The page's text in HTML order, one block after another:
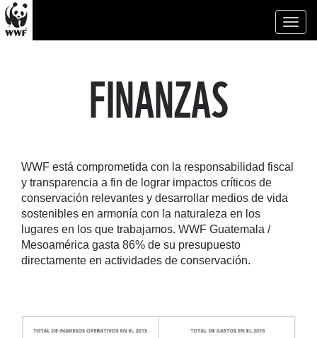
FINANZAS
WWF está comprometida con la responsabilidad fiscal
y transparencia a fin de lograr impactos críticos de
conservación relevantes y desarrollar medios de vida
sostenibles en armonía con la naturaleza en los
lugares en los que trabajamos. WWF Guatemala /
Mesoamérica gasta 86% de su presupuesto
directamente en actividades de conservación.